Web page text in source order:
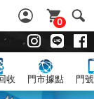
0
收 門市據點 門